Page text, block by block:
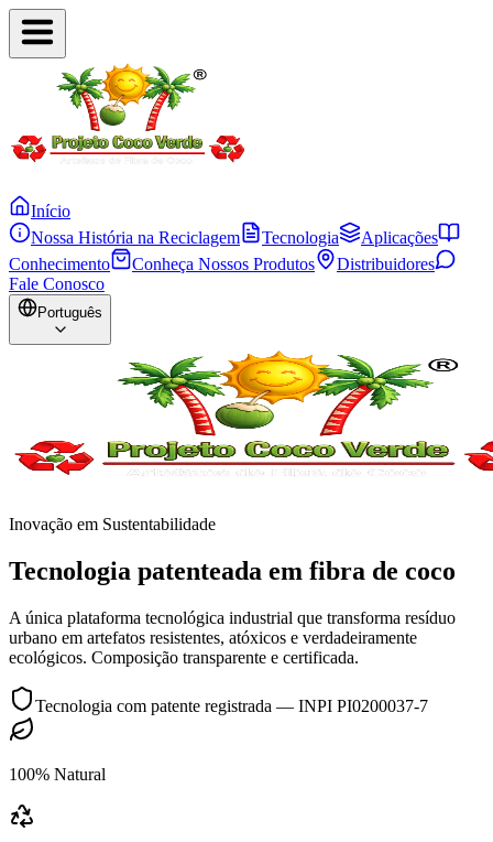
Início
Nossa História na Reciclagem
Tecnologia
Aplicações
Conhecimento
Conheça Nossos Produtos
Distribuidores
Fale Conosco
Português
Inovação em Sustentabilidade
Tecnologia patenteada em fibra de coco
A única plataforma tecnológica industrial que transforma resíduo
urbano em artefatos resistentes, atóxicos e verdadeiramente
ecológicos. Composição transparente e certificada.
Tecnologia com patente registrada — INPI PI0200037-7
100% Natural